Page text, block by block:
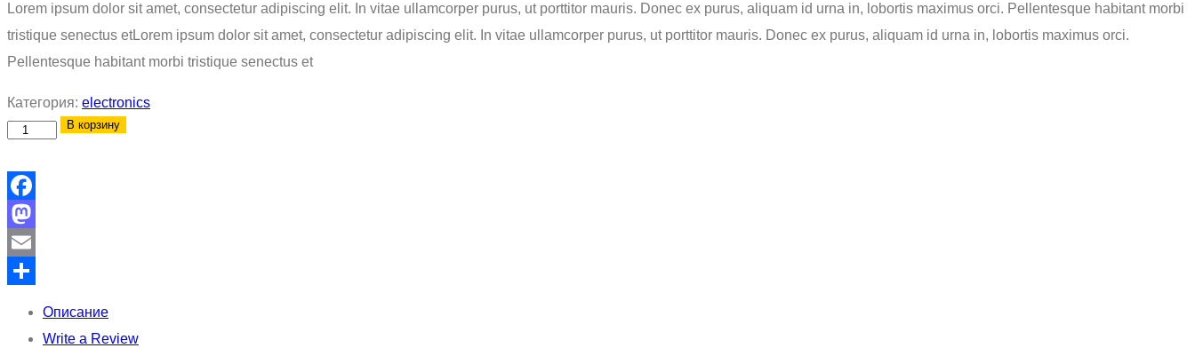
составляла
Lorem ipsum dolor sit amet, consectetur adipiscing elit. In vitae ullamcorper purus, ut porttitor mauris. Donec ex purus, aliquam id urna in, lobortis maximus orci. Pellentesque habitant morbi
tristique senectus etLorem ipsum dolor sit amet, consectetur adipiscing elit. In vitae ullamcorper purus, ut porttitor mauris. Donec ex purus, aliquam id urna in, lobortis maximus orci.
Pellentesque habitant morbi tristique senectus et
Категория: electronics
Количество
New
Laptop
В корзину
Facebook
Mastodon
Email
Описание
Write a Review